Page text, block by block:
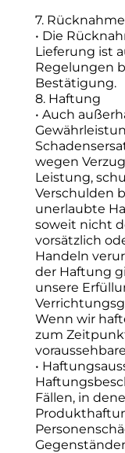
7. Rücknahme
• Die
Lieferung ist
Regelungen
Bestätigung.
8. Haftung
• Auch
wegen
Leistung,
Verschulden
unerlaubte
soweit nicht
vorsätzlich
Handeln
der Haftung
unsere
Wenn wir
zum
•
Fällen, in